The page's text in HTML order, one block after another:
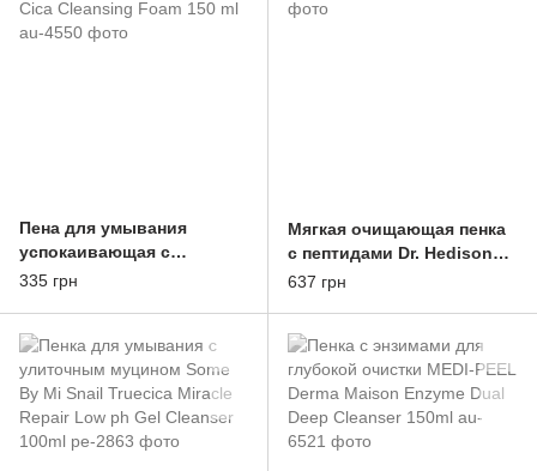
Пена для умывания
успокаивающая с
экстрактом центеллы May
Foam 150 ml
335 грн
Мягкая очищающая пенка
с пептидами Dr. Hedison
PEPTIDE MILDCARE FOAM
637 грн